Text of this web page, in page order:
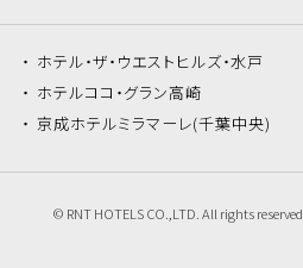
ホテル・ザ・ ウエストヒルズ・水戸
ホテルココ・グラン高崎
京成ホテルミラマーレ(千葉中央)
© RNT HOTELS CO.,LTD. All rights reserved.